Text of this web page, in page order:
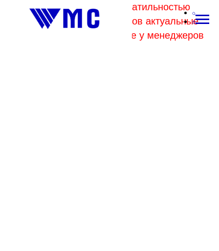
В связи с высокой волатильностью
отпускных цен комбинатов актуальные
цены на металл уточняйте у менеджеров